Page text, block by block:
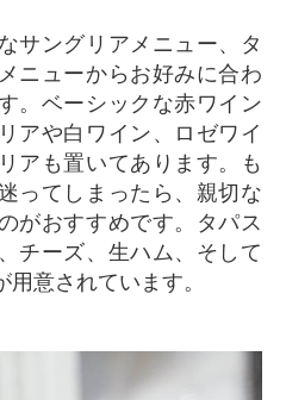
ニューからお好みに合わ
。ベーシックな赤ワイン
アや白ワイン、ロゼワイ
アも置いてあります。も
ってしまったら、親切な
がおすすめです。タパス
チーズ、生ハム、そして
意されています。